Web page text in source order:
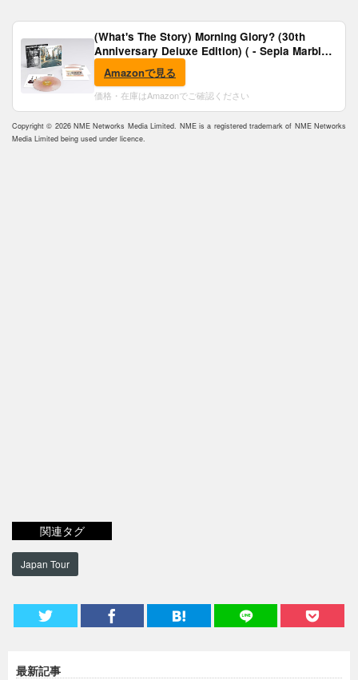
(What's The Story) Morning Glory? (30th
Anniversary Deluxe Edition) ( - Sepia Marble
Vinyl) [Analog]
Amazonで見る
価格・在庫はAmazonでご確認ください
Copyright © 2026 NME Networks Media Limited. NME is a registered trademark of NME Networks
Media Limited being used under licence.
関連タグ
Japan Tour
最新記事